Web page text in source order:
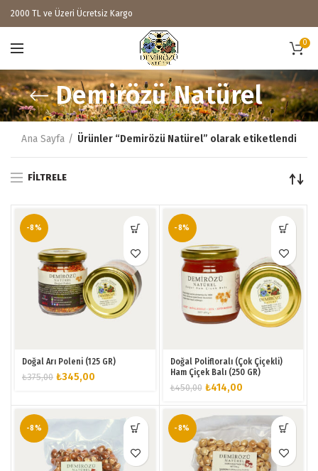
2000 TL ve Üzeri Ücretsiz Kargo
0
Demirözü Natürel
Ana Sayfa Ürünler “Demirözü Natürel” olarak etiketlendi
FILTRELE
-8%
Doğal Arı Poleni (125 GR)
₺375,00 Orijinal
₺345,00
-8%
Doğal Polifloralı (Çok Çiçekli)
Ham Çiçek Balı (250 GR)
₺450,00 Orijinal
₺450,00.
₺414,00Şu
fiyat:
₺414,00.
-8% -8%